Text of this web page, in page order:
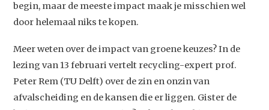
begin, maar de meeste impact maak je misschien wel
door helemaal niks te kopen.
Meer weten over de impact van groene keuzes? In de
lezing van 13 februari vertelt recycling-expert prof.
Peter Rem (TU Delft) over de zin en onzin van
afvalscheiding en de kansen die er liggen. Gister de